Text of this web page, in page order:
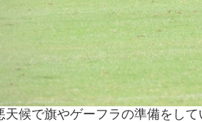
天候で旗やゲーフラの準備をして